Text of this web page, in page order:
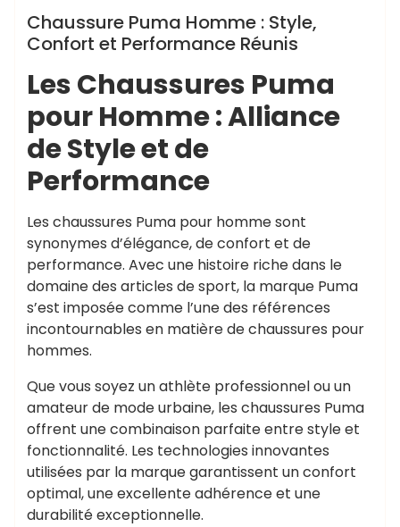
Chaussure Puma Homme : Style,
Confort et Performance Réunis
Les Chaussures Puma
pour Homme : Alliance
de Style et de
Performance
Les chaussures Puma pour homme sont
synonymes d’élégance, de confort et de
performance. Avec une histoire riche dans le
domaine des articles de sport, la marque Puma
s’est imposée comme l’une des références
incontournables en matière de chaussures pour
hommes.
Que vous soyez un athlète professionnel ou un
amateur de mode urbaine, les chaussures Puma
offrent une combinaison parfaite entre style et
fonctionnalité. Les technologies innovantes
utilisées par la marque garantissent un confort
optimal, une excellente adhérence et une
durabilité exceptionnelle.